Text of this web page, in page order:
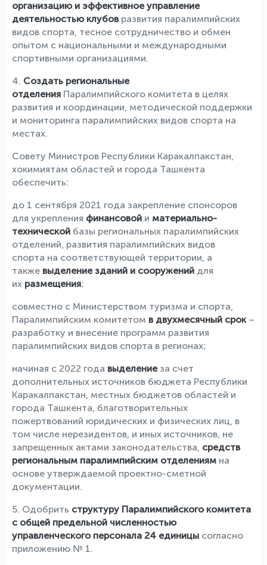
организацию и эффективное управление
деятельностью клубовразвития паралимпийских
видов спорта, тесное сотрудничество и обмен
опытом с национальными и международными
спортивными организациями.
4. Создать региональные
отделения Паралимпийского комитета в целях
развития и координации, методической поддержки
и мониторинга паралимпийских видов спорта на
местах.
Совету Министров Республики Каракалпакстан,
хокимиятам областей и города Ташкента
обеспечить:
до 1 сентября 2021 года закрепление спонсоров
для укрепления финансовой и материально-
технической базы региональных паралимпийских
отделений, развития паралимпийских видов
спорта на соответствующей территории, а
также выделение зданий и сооружений для
их размещения;
совместно с Министерством туризма и спорта,
Паралимпийским комитетом в двухмесячный срок–
разработку и внесение программ развития
паралимпийских видов спорта в регионах;
начиная с 2022 года выделениеза счет
дополнительных источников бюджета Республики
Каракалпакстан, местных бюджетов областей и
города Ташкента, благотворительных
пожертвований юридических и физических лиц, в
том числе нерезидентов, и иных источников, не
запрещенных актами законодательства, средств
региональным паралимпийским отделениям на
основе утверждаемой проектно-сметной
документации.
5. Одобрить структуру Паралимпийского комитета
с общей предельной численностью
управленческого персонала 24 единицы согласно
приложению № 1.